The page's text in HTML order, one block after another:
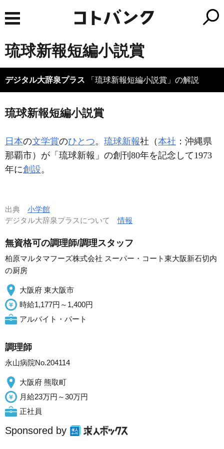
琉球新報短編小説賞
デジタル大辞泉プラス 「琉球新報短編小説賞」の解説
琉球新報短編小説賞
日本の文学賞のひとつ。 琉球新報社（本社 ：沖縄県
那覇市）が「琉球新報」の創刊80年を記念して1973
年に創設。
出典 小学館
デジタル大辞泉プラスについて情報
無資格可の調理師/調理スタッフ
柏原マルタマフーズ株式会社 スーパー・コート東大阪新石切内
の厨房
大阪府 東大阪市
時給1,177円～1,400円
アルバイト・パート
調理師
永山病院No.204114
大阪府 熊取町
月給23万円～30万円
正社員
Sponsored by